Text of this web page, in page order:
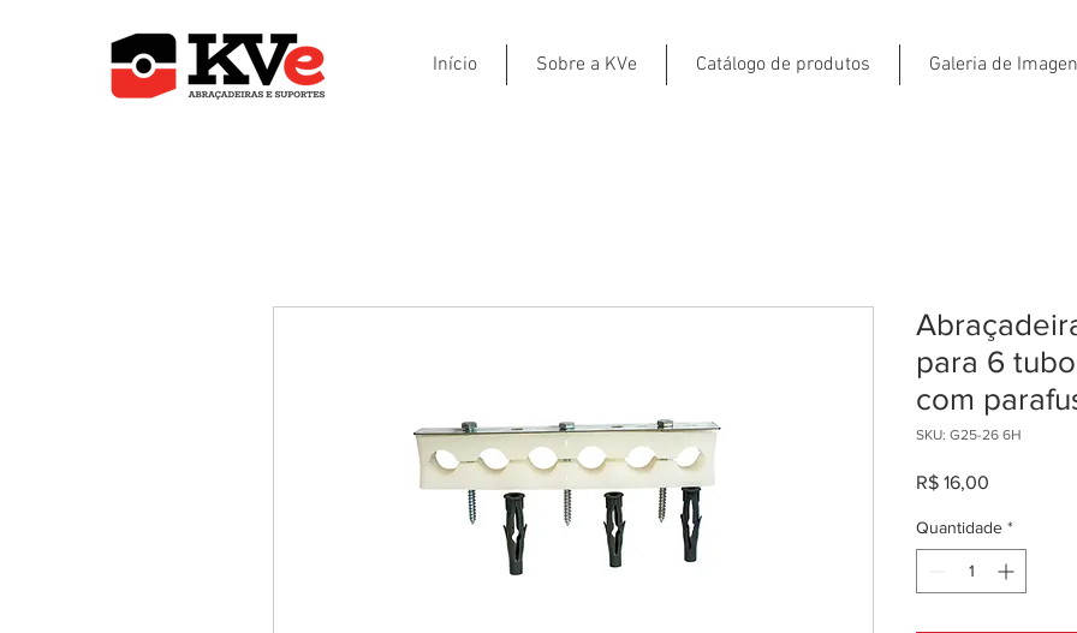
Início Sobre a KVe Catálogo de produtos Galeria de
para 6
com
SKU: G25-26 6H
R$ 16,00
Quantidade *